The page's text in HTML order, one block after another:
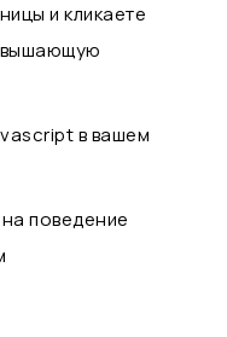
и кликаете
в вашем
поведение